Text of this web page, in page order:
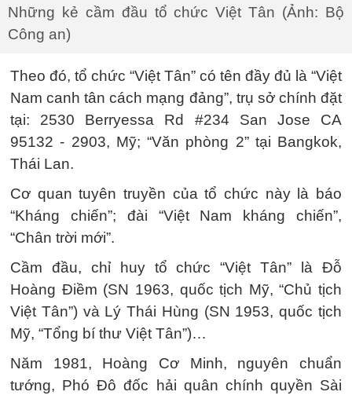
Những kẻ cầm đầu tổ chức Việt Tân (Ảnh: Bộ
Công an)
Theo đó, tổ chức “Việt Tân” có tên đầy đủ là “Việt
Nam canh tân cách mạng đảng”, trụ sở chính đặt
tại: 2530 Berryessa Rd #234 San Jose CA
95132 - 2903, Mỹ; “Văn phòng 2” tại Bangkok,
Thái Lan.
Cơ quan tuyên truyền của tổ chức này là báo
“Kháng chiến”; đài “Việt Nam kháng chiến”,
“Chân trời mới”.
Cầm đầu, chỉ huy tổ chức “Việt Tân” là Đỗ
Hoàng Điềm (SN 1963, quốc tịch Mỹ, “Chủ tịch
Việt Tân”) và Lý Thái Hùng (SN 1953, quốc tịch
Mỹ, “Tổng bí thư Việt Tân”)…
Năm 1981, Hoàng Cơ Minh, nguyên chuẩn
tướng, Phó Đô đốc hải quân chính quyền Sài